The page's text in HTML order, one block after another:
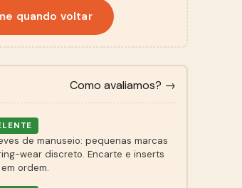
quando voltar
Como avaliamos? →
de manuseio: pequenas marcas
wear discreto. Encarte e inserts
ordem.